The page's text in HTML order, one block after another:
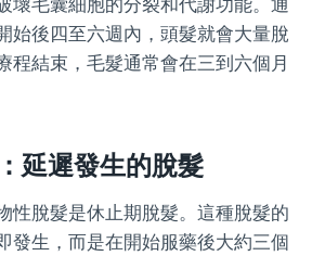
始後四至六週內，頭髮就會大量脫
程結束，毛髮通常會在三到六個月
延遲發生的脫髮
性脫髮是休止期脫髮。這種脫髮的
發生，而是在開始服藥後大約三個